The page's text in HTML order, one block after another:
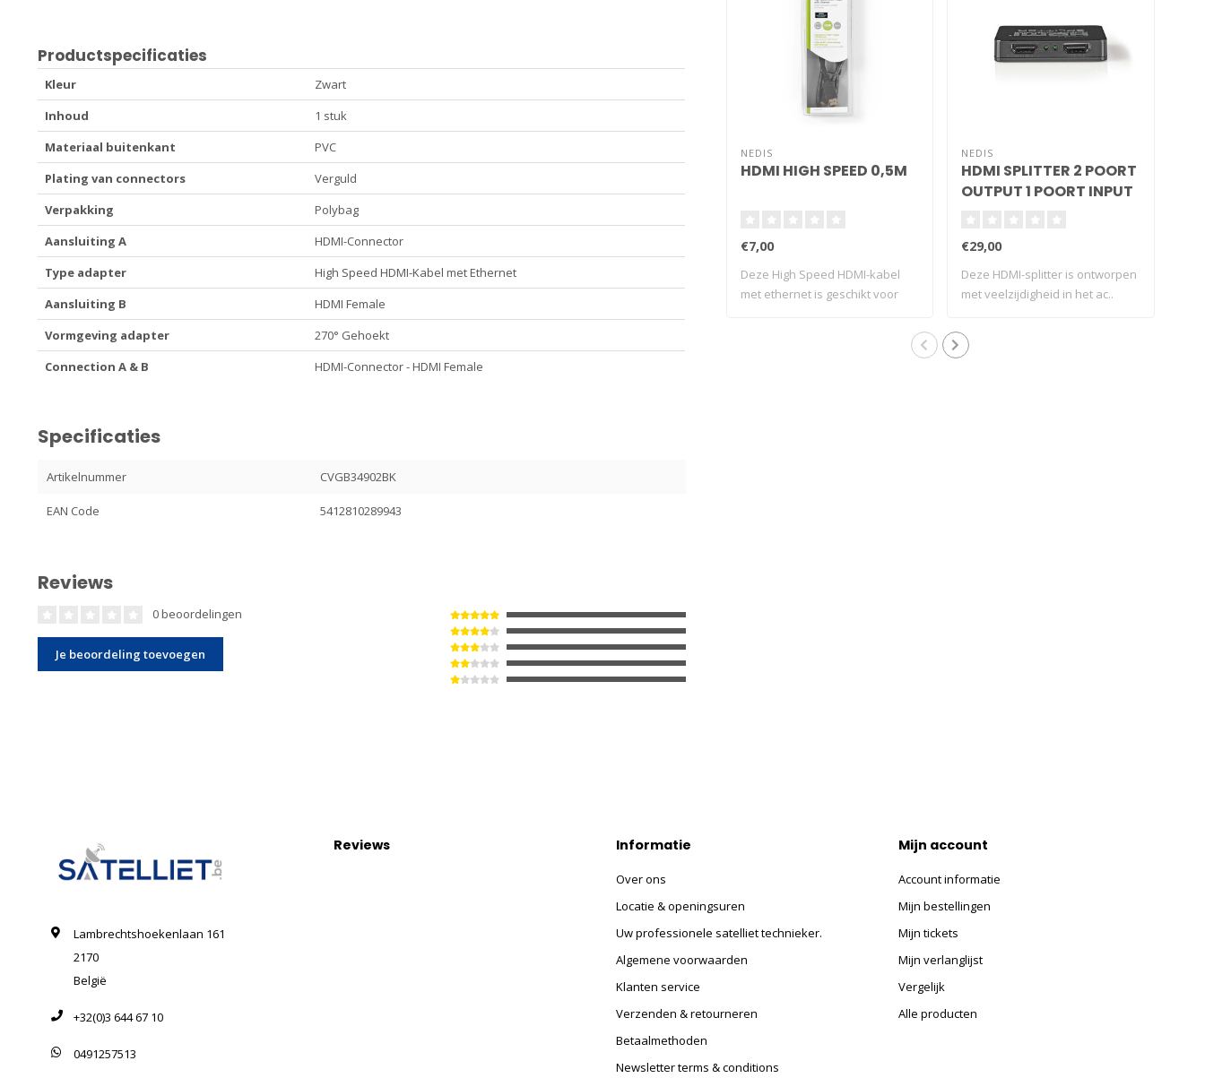
Productspecificaties
Kleur
Zwart
Inhoud
1 stuk
Materiaal buitenkant
PVC
Plating van connectors
Verguld
Verpakking
Polybag
Aansluiting A
HDMI-Connector
Type adapter
High Speed HDMI-Kabel met Ethernet
Aansluiting B
HDMI Female
Vormgeving adapter
270° Gehoekt
Connection A & B
HDMI-Connector - HDMI Female
Specificaties
Artikelnummer CVGB34902BK
EAN Code 5412810289943
Reviews
0 beoordelingen
Je beoordeling toevoegen
NEDIS
HDMI HIGH SPEED 0,5M
€7,00
Deze High Speed HDMI-kabel
met ethernet is geschikt voor
NEDIS
HDMI SPLITTER 2 POORT
OUTPUT 1 POORT INPUT
€29,00
Deze HDMI-splitter is ontworpen
met veelzijdigheid in het ac..
Lambrechtshoekenlaan 161
2170
België
+32(0)3 644 67 10
0491257513
Reviews Informatie
Over ons
Locatie & openingsuren
Uw professionele satelliet technieker.
Algemene voorwaarden
Klanten service
Verzenden & retourneren
Betaalmethoden
Newsletter terms & conditions
Mijn account
Account informatie
Mijn bestellingen
Mijn tickets
Mijn verlanglijst
Vergelijk
Alle producten